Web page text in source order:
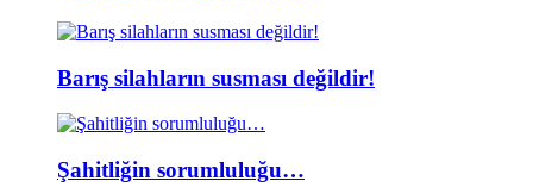
Barış silahların susması değildir!
Şahitliğin sorumluluğu…